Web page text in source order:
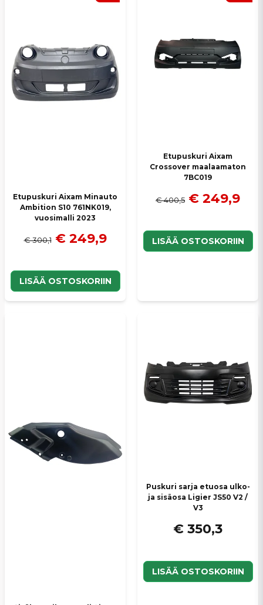
Etupuskuri Aixam Minauto
Ambition S10 761NK019,
vuosimalli 2023
€ 300,1 € 249,9
LISÄÄ OSTOSKORIIN
Etupuskuri Aixam
Crossover maalaamaton
7BC019
€ 400,5 € 249,9
LISÄÄ OSTOSKORIIN
Puskuri sarja etuosa ulko-
ja sisäosa Ligier JS50 V2 /
V3
€ 350,3
LISÄÄ OSTOSKORIIN